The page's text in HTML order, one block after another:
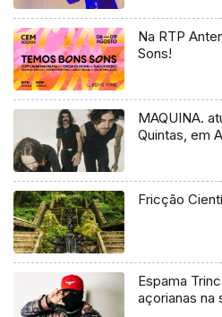
Na RTP
Sons!
MAQUINA.
Quintas, em
Fricção
Espama
açorianas na